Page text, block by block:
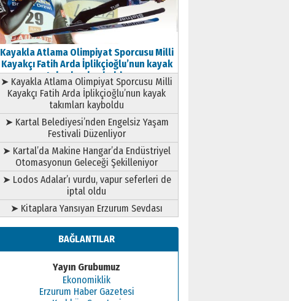
Kayakla Atlama Olimpiyat Sporcusu Milli
Kayakçı Fatih Arda İplikçioğlu’nun kayak
takımları kayboldu
➤ Kayakla Atlama Olimpiyat Sporcusu Milli
Kayakçı Fatih Arda İplikçioğlu’nun kayak
takımları kayboldu
➤ Kartal Belediyesi’nden Engelsiz Yaşam
Festivali Düzenliyor
➤ Kartal’da Makine Hangar’da Endüstriyel
Otomasyonun Geleceği Şekilleniyor
➤ Lodos Adalar’ı vurdu, vapur seferleri de
iptal oldu
➤ Kitaplara Yansıyan Erzurum Sevdası
BAĞLANTILAR
Yayın Grubumuz
Ekonomiklik
Erzurum Haber Gazetesi